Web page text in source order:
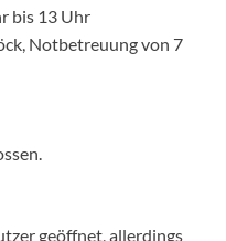
bis 13 Uhr
Notbetreuung von 7
geöffnet, allerdings